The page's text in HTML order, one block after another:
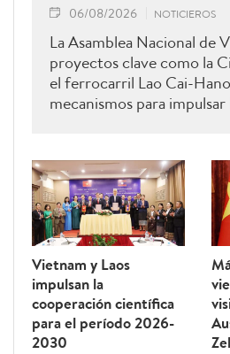
06/08/2026 NOTICIEROS
La Asamblea Nacional de
proyectos clave como la
el ferrocarril Lao Cai-
mecanismos para
Vietnam y Laos
impulsan la
cooperación científica
para el período 2026-
2030